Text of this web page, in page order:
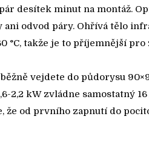
desítek minut na montáž.
odvod páry. Ohřívá tělo
°C, takže je to příjemnější
vejdete do půdorysu
2,2 kW zvládne samostatný
že od prvního zapnutí do